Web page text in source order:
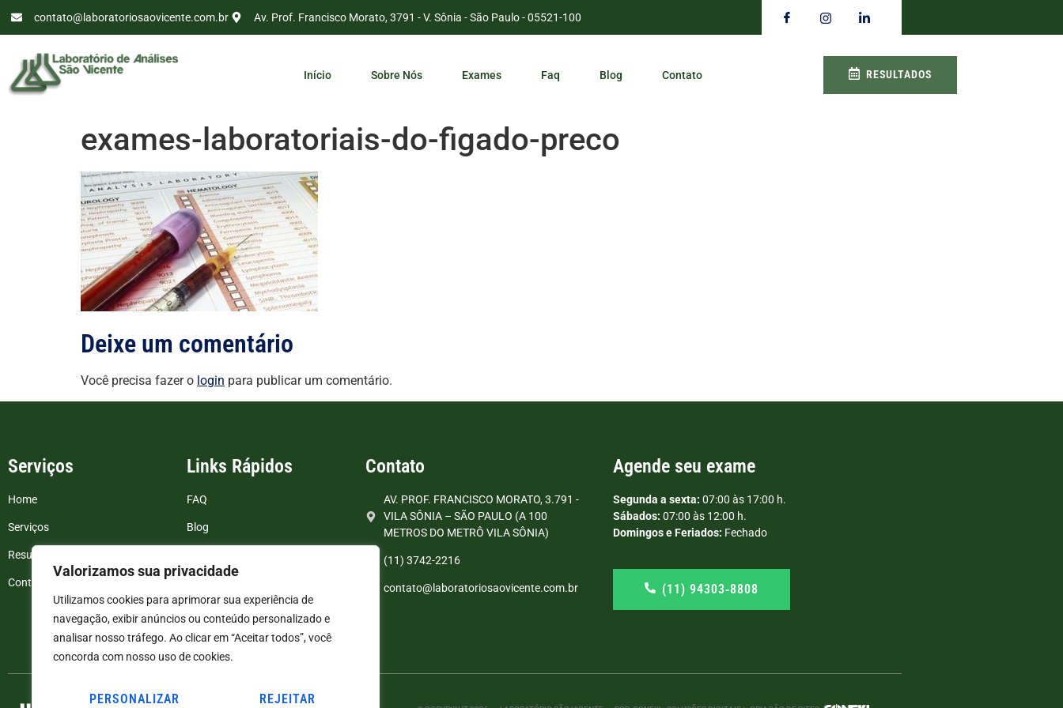
Valorizamos sua privacidade
Utilizamos cookies para aprimorar sua experiência de
navegação, exibir anúncios ou conteúdo personalizado e
analisar nosso tráfego. Ao clicar em “Aceitar todos”, você
concorda com nosso uso de cookies.
PERSONALIZAR REJEITAR
contato@laboratoriosaovicente.com.br Av. Prof. Francisco Morato, 3791 - V. Sônia - São Paulo - 05521-100
Início Sobre Nós Exames Faq Blog Contato RESULTADOS
exames-laboratoriais-do-figado-preco
Deixe um comentário
Você precisa fazer o login para publicar um comentário.
Serviços
Home
Serviços
Resultados de exames
Contato
Links Rápidos
FAQ
Blog
Contato
AV. PROF. FRANCISCO MORATO, 3.791 -
VILA SÔNIA – SÃO PAULO (A 100
METROS DO METRÔ VILA SÔNIA)
(11) 3742-2216
contato@laboratoriosaovicente.com.br
Agende seu exame
Segunda a sexta: 07:00 às 17:00 h.
Sábados: 07:00 às 12:00 h.
Domingos e Feriados: Fechado
(11) 94303‑8808